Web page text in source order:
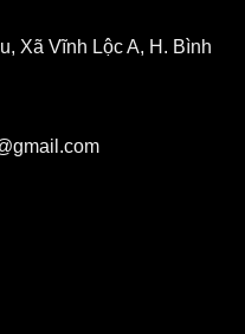
Xã Vĩnh Lộc A, H. Bình